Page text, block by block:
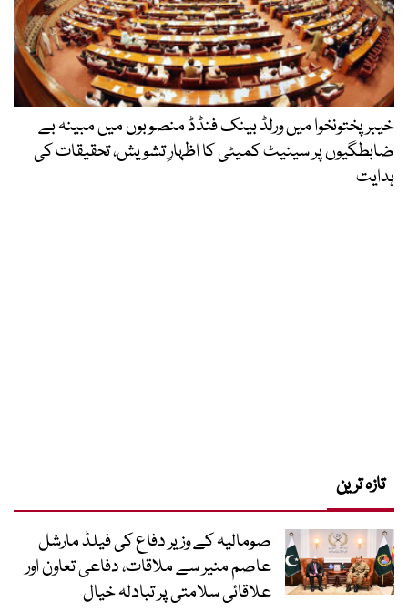
خیبرپختونخوا میں ورلڈ بینک فنڈڈ منصوبوں میں مبینہ بے
ضابطگیوں پر سینیٹ کمیٹی کا اظہارِ تشویش، تحقیقات کی
ہدایت
تازہ ترین
صومالیہ کے وزیر دفاع کی فیلڈ مارشل
عاصم منیر سے ملاقات، دفاعی تعاون اور
علاقائی سلامتی پر تبادلہ خیال